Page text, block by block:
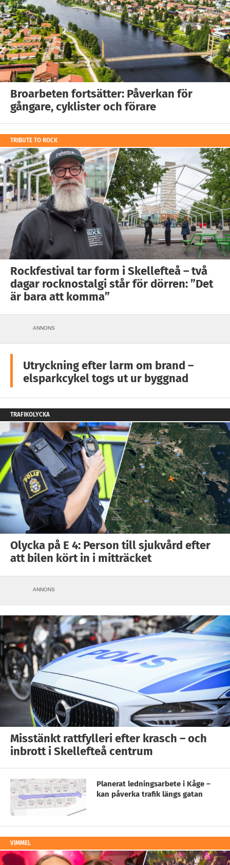
Broarbeten fortsätter: Påverkan för
gångare, cyklister och förare
TRIBUTE TO ROCK
Rockfestival tar form i Skellefteå – två
dagar rocknostalgi står för dörren: ”Det
är bara att komma”
ANNONS
Utryckning efter larm om brand –
elsparkcykel togs ut ur byggnad
TRAFIKOLYCKA
Olycka på E 4: Person till sjukvård efter
att bilen kört in i mitträcket
ANNONS
Misstänkt rattfylleri efter krasch – och
inbrott i Skellefteå centrum
Planerat ledningsarbete i Kåge –
kan påverka trafik längs gatan
VIMMEL